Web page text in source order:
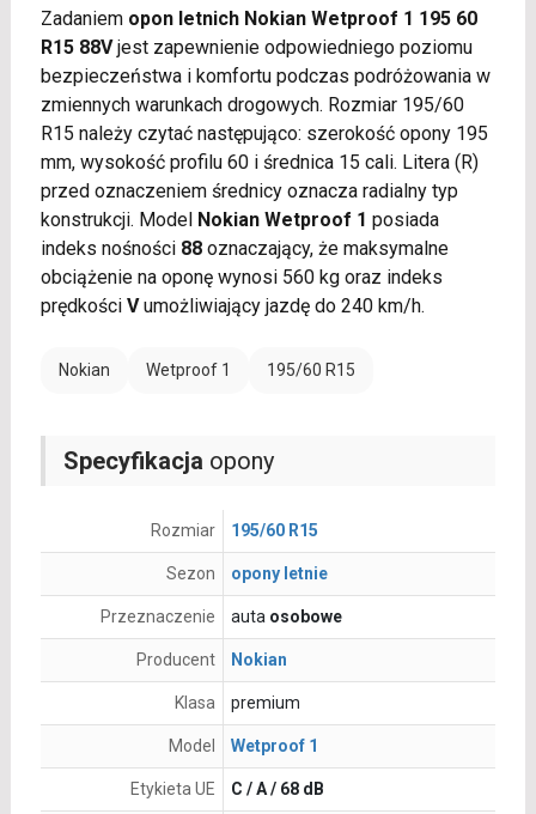
Zadaniem opon letnich Nokian Wetproof 1 195 60
R15 88Vjest zapewnienie odpowiedniego poziomu
bezpieczeństwa i komfortu podczas podróżowania w
zmiennych warunkach drogowych. Rozmiar 195/60
R15 należy czytać następująco: szerokość opony 195
mm, wysokość profilu 60 i średnica 15 cali. Litera (R)
przed oznaczeniem średnicy oznacza radialny typ
konstrukcji. Model Nokian Wetproof 1 posiada
indeks nośności 88oznaczający, że maksymalne
obciążenie na oponę wynosi 560 kg oraz indeks
prędkości Vumożliwiający jazdę do 240 km/h.
Nokian Wetproof 1 195/60 R15
Specyfikacja opony
Rozmiar 195/60 R15
Sezon opony letnie
Przeznaczenie auta osobowe
Producent Nokian
Klasa premium
Model Wetproof 1
Etykieta UE C / A / 68 dB